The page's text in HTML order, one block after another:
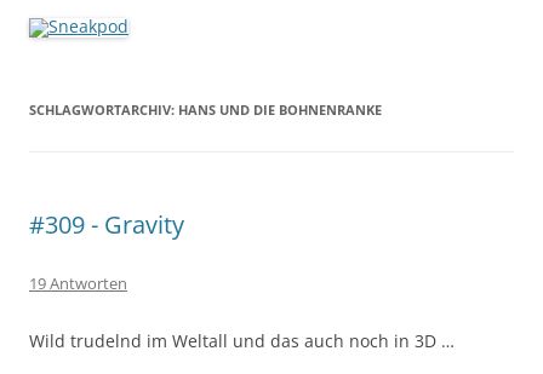
SCHLAGWORTARCHIV: HANS UND DIE BOHNENRANKE
#309 - Gravity
19 Antworten
Wild trudelnd im Weltall und das auch noch in 3D …